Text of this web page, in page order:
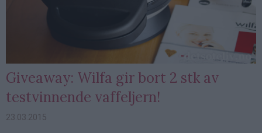
Giveaway: Wilfa gir bort 2 stk av
testvinnende vaffeljern!
23.03.2015